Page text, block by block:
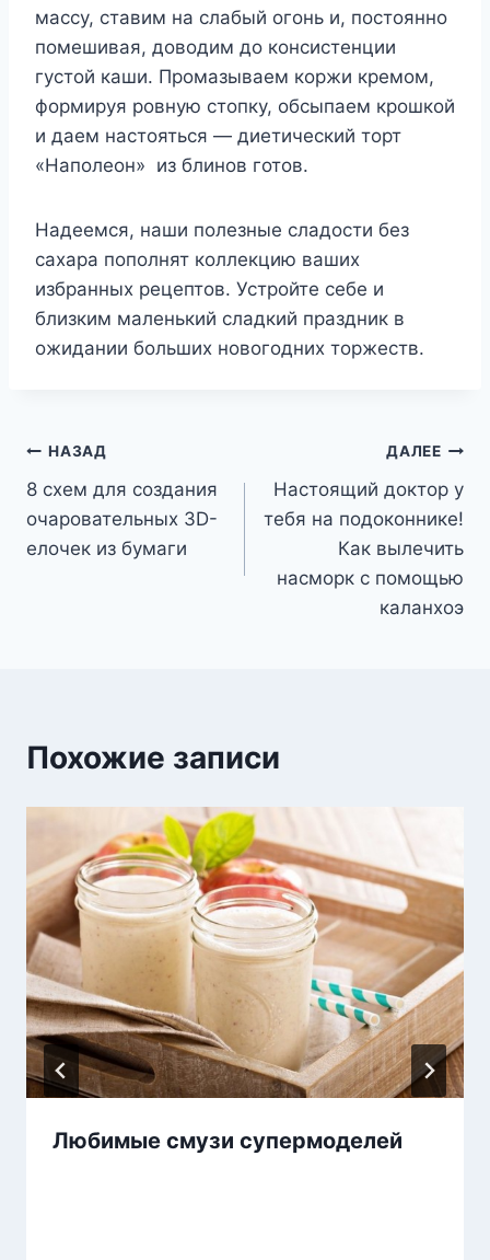
массу, ставим на слабый огонь и, постоянно
помешивая, доводим до консистенции
густой каши. Промазываем коржи кремом,
формируя ровную стопку, обсыпаем крошкой
и даем настояться — диетический торт
«Наполеон» из блинов готов.
Надеемся, наши полезные сладости без
сахара пополнят коллекцию ваших
избранных рецептов. Устройте себе и
близким маленький сладкий праздник в
ожидании больших новогодних торжеств.
Навигация
по
записям
НАЗАД
8 схем для создания
очаровательных 3D-
елочек из бумаги
ДАЛЕЕ
Настоящий доктор у
тебя на подоконнике!
Как вылечить
насморк с помощью
каланхоэ
Похожие записи
Любимые смузи супермоделей